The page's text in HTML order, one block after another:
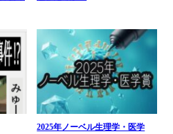
2025年ノーベル生理学・医学